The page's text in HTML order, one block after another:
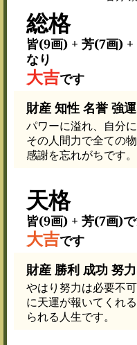
総格
皆(9画) + 芳(7画)
なり
大吉です
財産 知性 名誉 強
パワーに溢れ、自分
その人間力で全ての
感謝を忘れがちです。
天格
皆(9画) + 芳(7画)
大吉です
財産 勝利 成功 努
やはり努力は必要不
に天運が報いてくれ
られる人生です。